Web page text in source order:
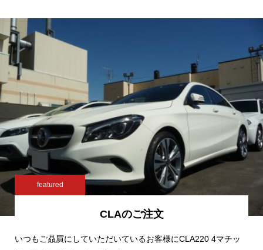
featured
CLAのご注文
いつもご贔屓にしていただいているお客様にCLA220 4マチッ